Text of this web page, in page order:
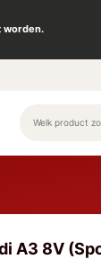
worden.
A3 8V